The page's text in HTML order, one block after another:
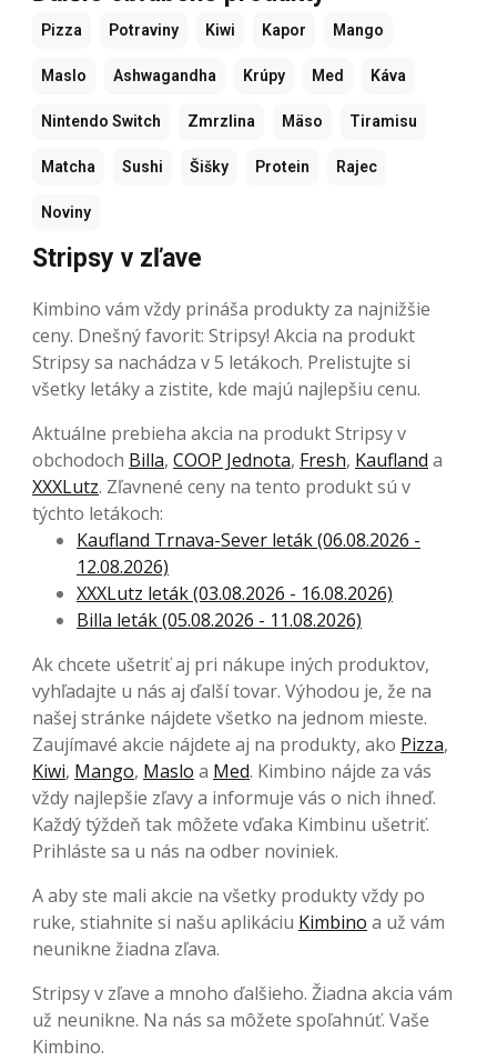
Pizza Potraviny Kiwi Kapor Mango
Maslo Ashwagandha Krúpy Med Káva
Nintendo Switch Zmrzlina Mäso Tiramisu
Matcha Sushi Šišky Protein Rajec
Noviny
Stripsy v zľave
Kimbino vám vždy prináša produkty za najnižšie
ceny. Dnešný favorit: Stripsy! Akcia na produkt
Stripsy sa nachádza v 5 letákoch. Prelistujte si
všetky letáky a zistite, kde majú najlepšiu cenu.
Aktuálne prebieha akcia na produkt Stripsy v
obchodoch Billa, COOP Jednota, Fresh, Kaufland a
XXXLutz. Zľavnené ceny na tento produkt sú v
týchto letákoch:
Kaufland Trnava-Sever leták (06.08.2026 -
12.08.2026)
XXXLutz leták (03.08.2026 - 16.08.2026)
Billa leták (05.08.2026 - 11.08.2026)
Ak chcete ušetriť aj pri nákupe iných produktov,
vyhľadajte u nás aj ďalší tovar. Výhodou je, že na
našej stránke nájdete všetko na jednom mieste.
Zaujímavé akcie nájdete aj na produkty, ako Pizza,
Kiwi, Mango, Maslo a Med. Kimbino nájde za vás
vždy najlepšie zľavy a informuje vás o nich ihneď.
Každý týždeň tak môžete vďaka Kimbinu ušetriť.
Prihláste sa u nás na odber noviniek.
A aby ste mali akcie na všetky produkty vždy po
ruke, stiahnite si našu aplikáciu Kimbino a už vám
neunikne žiadna zľava.
Stripsy v zľave a mnoho ďalšieho. Žiadna akcia vám
už neunikne. Na nás sa môžete spoľahnúť. Vaše
Kimbino.